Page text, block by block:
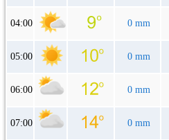
04:00 0 mm
05:00 0 mm
06:00 0 mm
07:00 0 mm